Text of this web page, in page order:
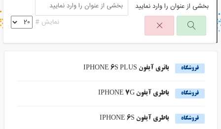
جستجو در خبر خوان
جستجو - برچسب ها
بخشی از عنوان را وارد نمایید
نمایش #
فروشگاه باتری آیفون IPHONE 6S PLUS
فروشگاه باطری آیفون IPHONE 7G
فروشگاه باطری آیفون IPHONE 6S